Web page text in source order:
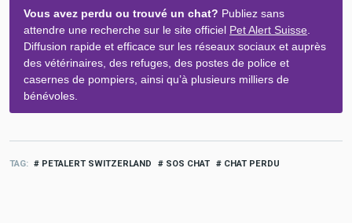
Vous avez perdu ou trouvé un chat? Publiez sans
attendre une recherche sur le site officiel Pet Alert Suisse
Diffusion rapide et efficace sur les réseaux sociaux et auprès
des vétérinaires, des refuges, des postes de police et
casernes de pompiers, ainsi qu’à plusieurs milliers de
bénévoles.
TAG PETALERT SWITZERLAND SOS CHAT CHAT PERDU